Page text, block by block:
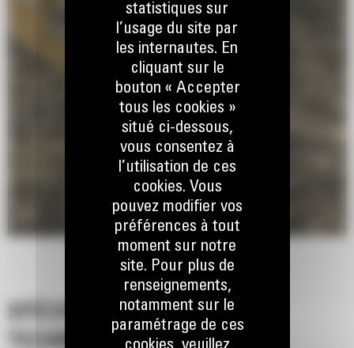
SPÉCIFICATIONS
TECHNIQUES
statistiques sur
l’usage du site par
les internautes. En
cliquant sur le
bouton « Accepter
tous les cookies »
situé ci-dessous,
vous consentez à
l’utilisation de ces
cookies. Vous
pouvez modifier vos
préférences à tout
moment sur notre
site. Pour plus de
renseignements,
notamment sur le
paramétrage de ces